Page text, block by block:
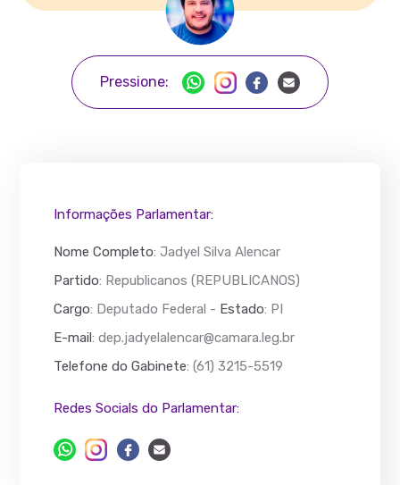
Pressione:
Informações Parlamentar:
Nome Completo:Jadyel Silva Alencar
Partido: Republicanos (REPUBLICANOS)
Cargo: Deputado Federal - Estado: PI
E-mail:dep.jadyelalencar@camara.leg.br
Telefone do Gabinete: (61) 3215-5519
Redes Socials do Parlamentar: